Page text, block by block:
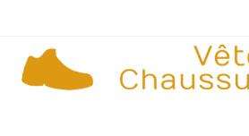
content